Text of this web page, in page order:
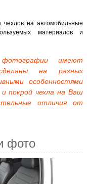
на автомобильные
материалов и
имеют
на разных
особенностями
покрой чехла на Ваш
отличия от
фото